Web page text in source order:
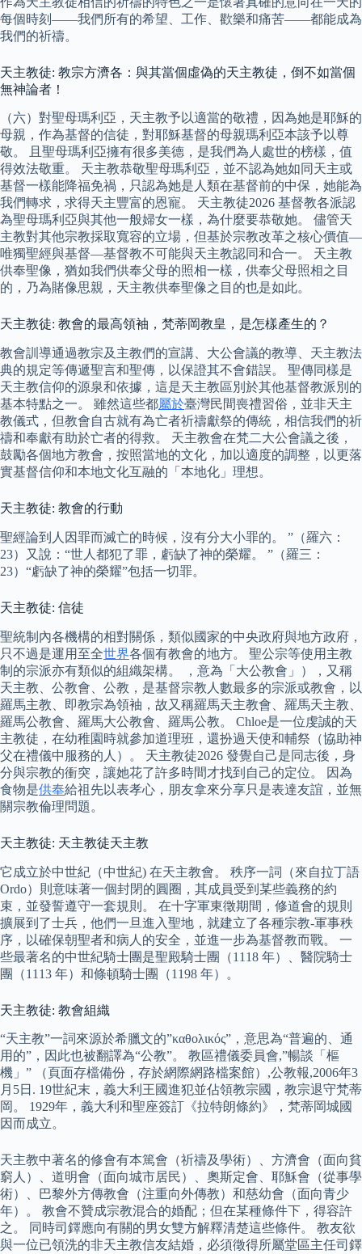
每個時刻——我們所有的希望、工作、歡樂和痛苦——都能成為
我們的祈禱。
天主教徒: 教宗方濟各：與其當個虛偽的天主教徒，倒不如當個
無神論者！
（六）對聖母瑪利亞，天主教予以適當的敬禮，因為她是耶穌的
母親，作為基督的信徒，對耶穌基督的母親瑪利亞本該予以尊
敬。 且聖母瑪利亞擁有很多美德，是我們為人處世的榜樣，值
得效法敬重。 天主教恭敬聖母瑪利亞，並不認為她如同天主或
基督一樣能降福免禍，只認為她是人類在基督前的中保，她能為
我們轉求，求得天主豐富的恩寵。 天主教徒2026 基督教各派認
為聖母瑪利亞與其他一般婦女一樣，為什麼要恭敬她。 儘管天
主教對其他宗教採取寬容的立場，但基於宗教改革之核心價值—
唯獨聖經與基督—基督教不可能與天主教認同和合一。 天主教
供奉聖像，猶如我們供奉父母的照相一樣，供奉父母照相之目
的，乃為賭像思親，天主教供奉聖像之目的也是如此。
天主教徒: 教會的最高領袖，梵蒂岡教皇，是怎樣產生的？
教會訓導通過教宗及主教們的宣講、大公會議的教導、天主教法
典的規定等傳遞聖言和聖傳，以保證其不會錯誤。 聖傳同樣是
天主教信仰的源泉和依據，這是天主教區別於其他基督教派別的
基本特點之一。 雖然這些都屬於臺灣民間喪禮習俗，並非天主
教儀式，但教會自古就有為亡者祈禱獻祭的傳統，相信我們的祈
禱和奉獻有助於亡者的得救。 天主教會在梵二大公會議之後，
鼓勵各個地方教會，按照當地的文化，加以適度的調整，以更落
實基督信仰和本地文化互融的「本地化」理想。
天主教徒: 教會的行動
聖經論到人因罪而滅亡的時候，沒有分大小罪的。 ”（羅六：
23）又說：“世人都犯了罪，虧缺了神的榮耀。 ”（羅三：
23）“虧缺了神的榮耀”包括一切罪。
天主教徒: 信徒
聖統制內各機構的相對關係，類似國家的中央政府與地方政府，
只不過是運用至全世界各個有教會的地方。 聖公宗等使用主教
制的宗派亦有類似的組織架構。 ，意為「大公教會」），又稱
天主教、公教會、公教，是基督宗教人數最多的宗派或教會，以
羅馬主教、即教宗為領袖，故又稱羅馬天主教會、羅馬天主教、
羅馬公教會、羅馬大公教會、羅馬公教。 Chloe是一位虔誠的天
主教徒，在幼稚園時就參加道理班，還扮過天使和輔祭（協助神
父在禮儀中服務的人）。 天主教徒2026 發覺自己是同志後，身
分與宗教的衝突，讓她花了許多時間才找到自己的定位。 因為
食物是供奉給祖先以表孝心，朋友拿來分享只是表達友誼，並無
關宗教倫理問題。
天主教徒: 天主教徒天主教
它成立於中世紀（中世紀) 在天主教會。 秩序一詞（來自拉丁語
Ordo）則意味著一個封閉的圓圈，其成員受到某些義務的約
束，並發誓遵守一套規則。 在十字軍東徵期間，修道會的規則
擴展到了士兵，他們一旦進入聖地，就建立了各種宗教-軍事秩
序，以確保朝聖者和病人的安全，並進一步為基督教而戰。 一
些最著名的中世紀騎士團是聖殿騎士團（1118 年）、醫院騎士
團（1113 年）和條頓騎士團（1198 年）。
天主教徒: 教會組織
“天主教”一詞來源於希臘文的”καθολικός”，意思為“普遍的、通
用的”，因此也被翻譯為“公教”。 教區禮儀委員會,”暢談「樞
機」” （頁面存檔備份，存於網際網路檔案館）,公教報,2006年3
月5日. 19世紀末，義大利王國進犯並佔領教宗國，教宗退守梵蒂
岡。 1929年，義大利和聖座簽訂《拉特朗條約》，梵蒂岡城國
因而成立。
天主教中著名的修會有本篤會（祈禱及學術）、方濟會（面向貧
窮人）、道明會（面向城市居民）、奧斯定會、耶穌會（從事學
術）、巴黎外方傳教會（注重向外傳教）和慈幼會（面向青少
年）。 教會不贊成宗教混合的婚配；但在某種條件下，得容許
之。 同時司鐸應向有關的男女雙方解釋清楚這些條件。 教友欲
與一位已領洗的非天主教信友結婚，必須徵得所屬堂區主任司鐸